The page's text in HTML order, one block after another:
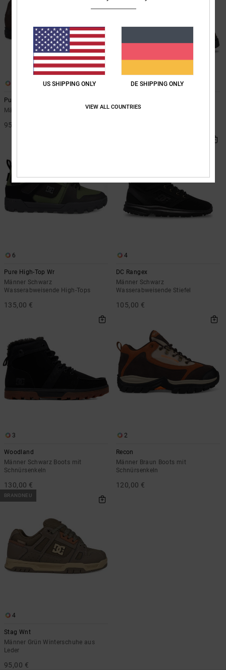
Pure Wnt
Männer Braun Winter-Schuhe
95,00 €
Männer Braun Leder-Stiefel
6
Pure High-Top Wr
Männer Schwarz
Wasserabweisende High-Tops
135,00 €
4
DC Rangex
Männer Schwarz
Wasserabweisende Stiefel
105,00 €
3
Woodland
Männer Schwarz Boots mit
Schnürsenkeln
130,00 €
2
Recon
Männer Braun Boots mit
Schnürsenkeln
120,00 €
BRANDNEU
4
Stag Wnt
Männer Grün Winterschuhe aus
Leder
95,00 €
US SHIPPING ONLY DE SHIPPING ONLY
VIEW ALL COUNTRIES